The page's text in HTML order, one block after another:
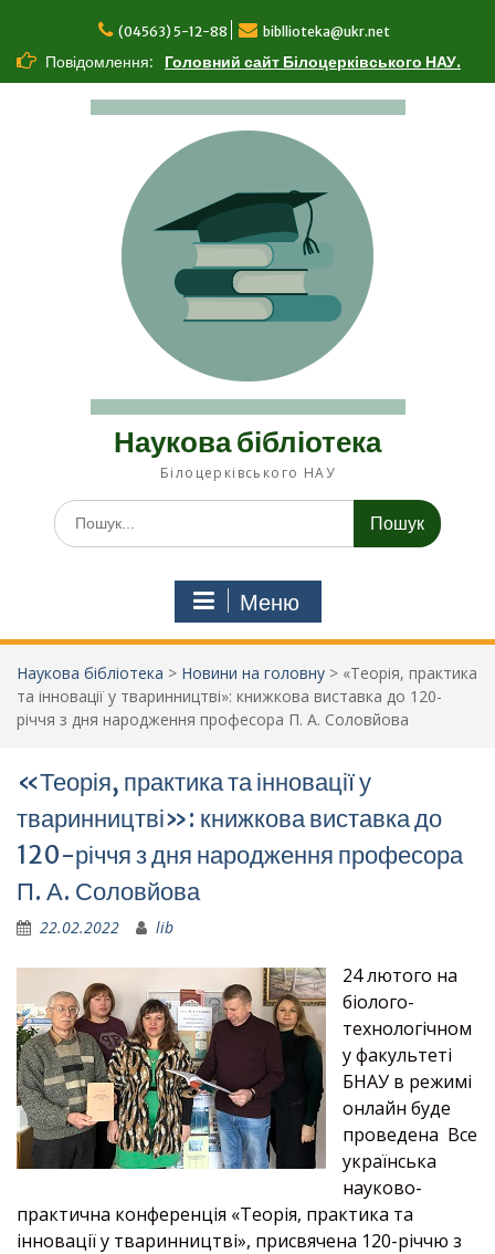
вмісту
(04563) 5-12-88 bibllioteka@ukr.net
Повідомлення: Головний сайт Білоцерківського НАУ.
Наукова бібліотека
Білоцерківського НАУ
Шукати:
Меню
Наукова бібліотека > Новини на головну > «Теорія, практика
та інновації у тваринництві»: книжкова виставка до 120-
річчя з дня народження професора П. А. Соловйова
«Теорія, практика та інновації у
тваринництві»: книжкова виставка до
120-річчя з дня народження професора
П. А. Соловйова
22.02.2022 lib
24 лютого на
біолого-
технологічном
у факультеті
БНАУ в режимі
онлайн буде
проведена Все
українська
науково-
практична конференція «Теорія, практика та
інновації у тваринництві», присвячена 120-річчю з